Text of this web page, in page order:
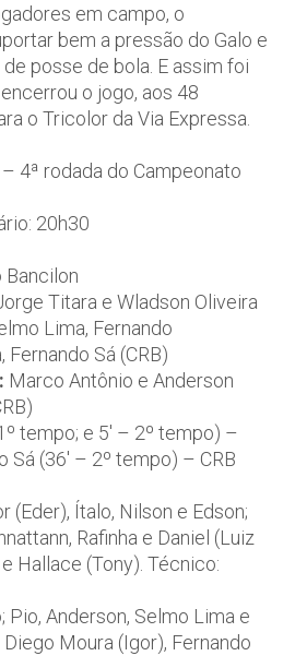
em campo, o
bem a pressão do Galo e
posse de bola. E assim foi
o jogo, aos 48
o Tricolor da Via Expressa.
4ª rodada do Campeonato
20h30
Bancilon
Titara e Wladson Oliveira
Lima, Fernando
Fernando Sá (CRB)
Marco Antônio e Anderson
tempo; e 5′ – 2º tempo) –
Sá (36′ – 2º tempo) – CRB
(Eder), Ítalo, Nilson e Edson;
Rafinha e Daniel (Luiz
Hallace (Tony). Técnico:
Pio, Anderson, Selmo Lima e
Moura (Igor), Fernando